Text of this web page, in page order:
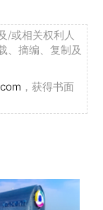
/或相关权利人
、摘编、复制及
，获得书面